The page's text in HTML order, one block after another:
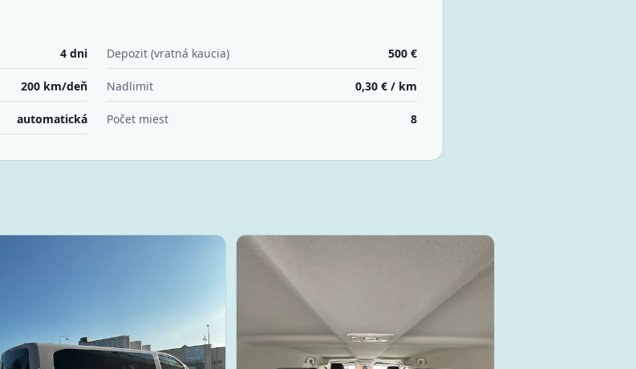
4 dni Depozit (vratná kaucia) 500 €
200 km/deň Nadlimit 0,30 € / km
automatická Počet miest 8